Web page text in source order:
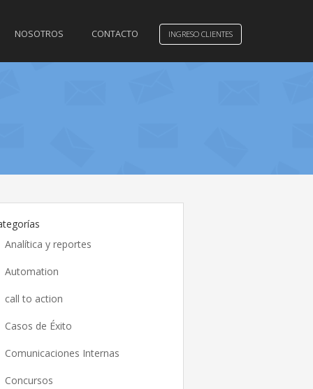
INGRESO CLIENTES
NOSOTROS CONTACTO
Analítica y reportes
Automation
call to action
Casos de Éxito
Comunicaciones Internas
Concursos